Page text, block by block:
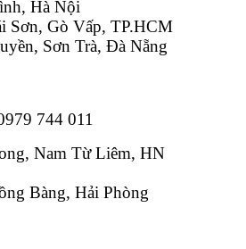
- Ba Đình, Hà Nội
Sơn, Gò Vấp, TP.HCM
Sơn Trà, Đà Nẵng
744 011
Long, Nam Từ Liêm, HN
Bàng, Hải Phòng